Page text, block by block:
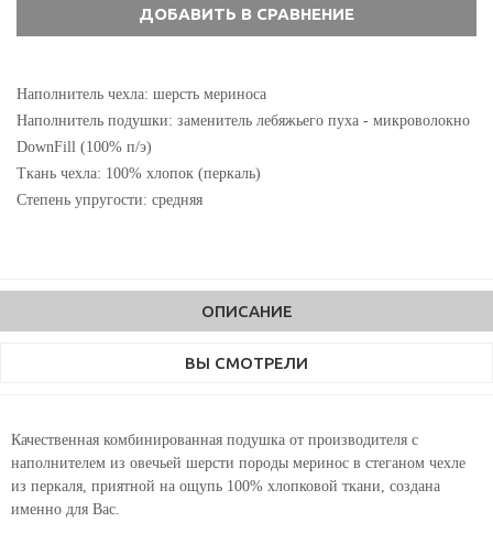
Наполнитель чехла: шерсть мериноса
Наполнитель подушки: заменитель лебяжьего пуха - микроволокно
DownFill (100% п/э)
Ткань чехла: 100% хлопок (перкаль)
Степень упругости: средняя
ОПИСАНИЕ
ВЫ СМОТРЕЛИ
Качественная комбинированная подушка от производителя с
наполнителем из овечьей шерсти породы меринос в стеганом чехле
из перкаля, приятной на ощупь 100% хлопковой ткани, создана
именно для Вас.